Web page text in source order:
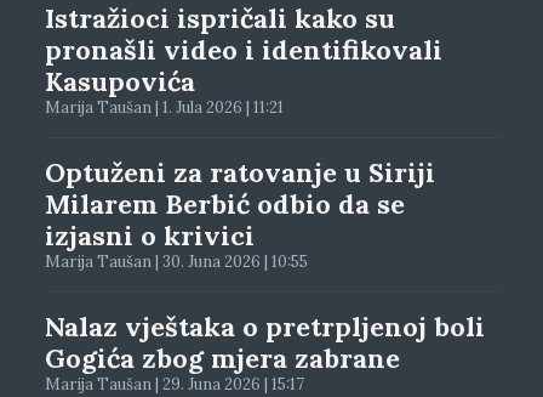
Istražioci ispričali kako su
pronašli video i identifikovali
Kasupovića
Marija Taušan | 1. Jula 2026 | 11:21
Optuženi za ratovanje u Siriji
Milarem Berbić odbio da se
izjasni o krivici
Marija Taušan | 30. Juna 2026 | 10:55
Nalaz vještaka o pretrpljenoj boli
Gogića zbog mjera zabrane
Marija Taušan | 29. Juna 2026 | 15:17